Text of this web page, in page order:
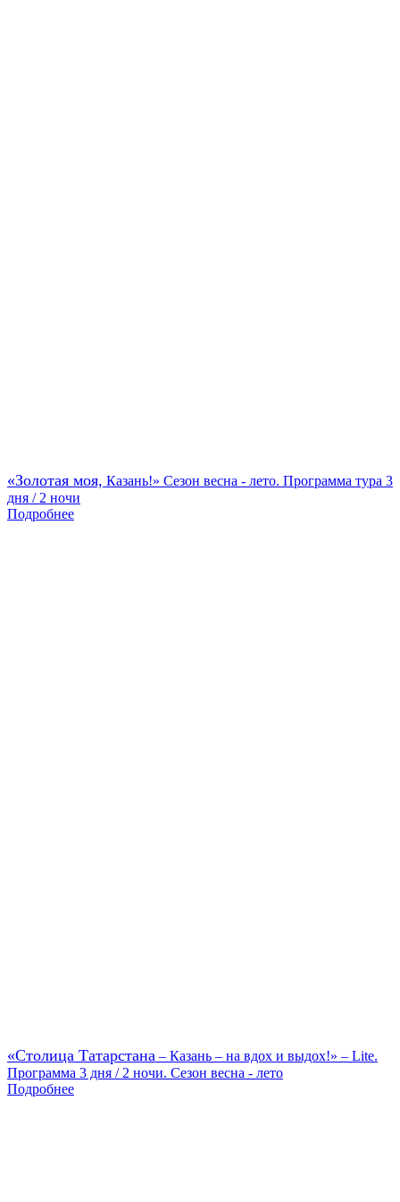
«Золотая моя, Казань!» Сезон весна - лето. Программа тура 3
дня / 2 ночи
Подробнее
«Столица Татарстана – Казань – на вдох и выдох!» – Lite.
Программа 3 дня / 2 ночи. Сезон весна - лето
Подробнее